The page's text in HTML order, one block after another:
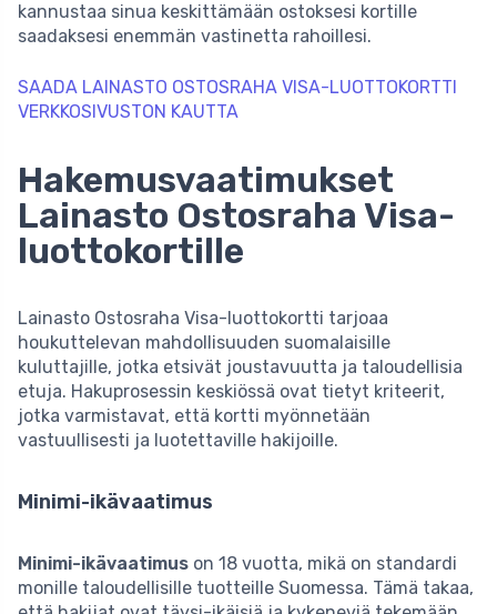
kannustaa sinua keskittämään ostoksesi kortille
saadaksesi enemmän vastinetta rahoillesi.
SAADA LAINASTO OSTOSRAHA VISA­-LUOTTOKORTTI
VERKKOSIVUSTON KAUTTA
Hakemusvaatimukset
Lainasto Ostosraha Visa-
luottokortille
Lainasto Ostosraha Visa-luottokortti tarjoaa
houkuttelevan mahdollisuuden suomalaisille
kuluttajille, jotka etsivät joustavuutta ja taloudellisia
etuja. Hakuprosessin keskiössä ovat tietyt kriteerit,
jotka varmistavat, että kortti myönnetään
vastuullisesti ja luotettaville hakijoille.
Minimi-ikävaatimus
Minimi-ikävaatimus on 18 vuotta, mikä on standardi
monille taloudellisille tuotteille Suomessa. Tämä takaa,